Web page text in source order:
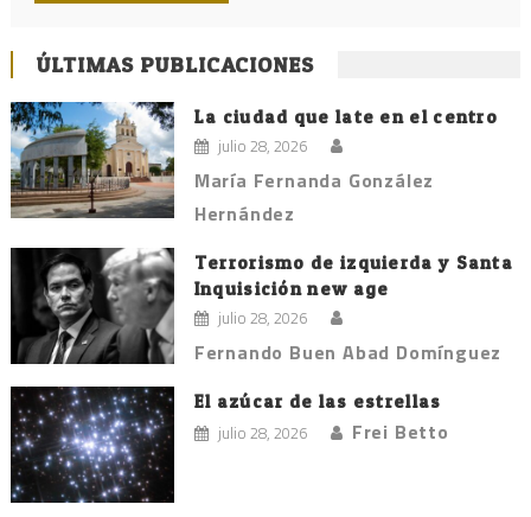
ÚLTIMAS PUBLICACIONES
La ciudad que late en el centro
julio 28, 2026
María Fernanda González
Hernández
Terrorismo de izquierda y Santa
Inquisición new age
julio 28, 2026
Fernando Buen Abad Domínguez
El azúcar de las estrellas
julio 28, 2026 Frei Betto